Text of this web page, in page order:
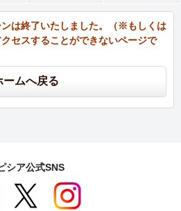
は終了いたしました。（※もしくは
セスすることができないページで
シア公式SNS